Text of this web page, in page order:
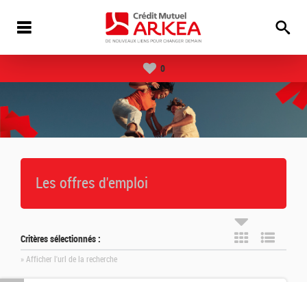
0
Les offres d'emploi
Critères sélectionnés :
» Afficher l'url de la recherche